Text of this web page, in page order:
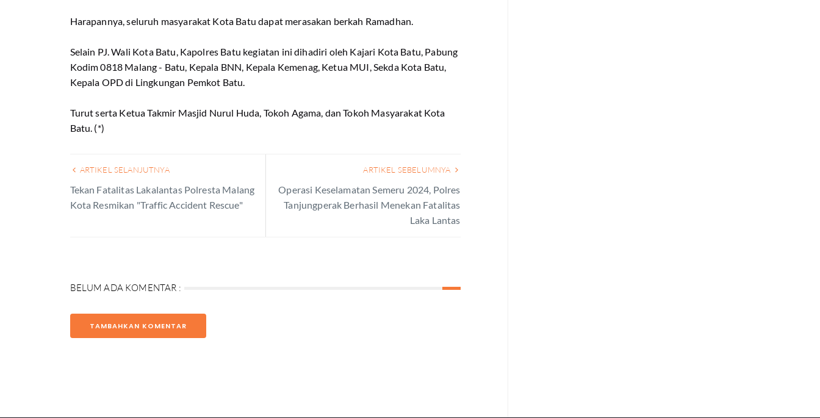
Harapannya, seluruh masyarakat Kota Batu dapat merasakan berkah Ramadhan.
Selain PJ. Wali Kota Batu, Kapolres Batu kegiatan ini dihadiri oleh Kajari Kota Batu, Pabung
Kodim 0818 Malang - Batu, Kepala BNN, Kepala Kemenag, Ketua MUI, Sekda Kota Batu,
Kepala OPD di Lingkungan Pemkot Batu.
Turut serta Ketua Takmir Masjid Nurul Huda, Tokoh Agama, dan Tokoh Masyarakat Kota
Batu. (*)
ARTIKEL SELANJUTNYA
Tekan Fatalitas Lakalantas Polresta Malang
Kota Resmikan "Traffic Accident Rescue"
ARTIKEL SEBELUMNYA
Operasi Keselamatan Semeru 2024, Polres
Tanjungperak Berhasil Menekan Fatalitas
Laka Lantas
BELUM ADA KOMENTAR :
TAMBAHKAN KOMENTAR